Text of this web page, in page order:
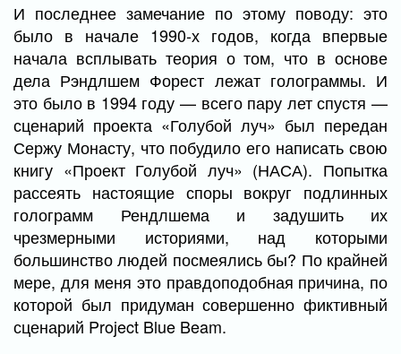
И последнее замечание по этому поводу: это
было в начале 1990-х годов, когда впервые
начала всплывать теория о том, что в основе
дела Рэндлшем Форест лежат голограммы. И
это было в 1994 году — всего пару лет спустя —
сценарий проекта «Голубой луч» был передан
Сержу Монасту, что побудило его написать свою
книгу «Проект Голубой луч» (НАСА). Попытка
рассеять настоящие споры вокруг подлинных
голограмм Рендлшема и задушить их
чрезмерными историями, над которыми
большинство людей посмеялись бы? По крайней
мере, для меня это правдоподобная причина, по
которой был придуман совершенно фиктивный
сценарий Project Blue Beam.